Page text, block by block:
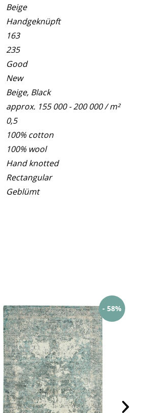
Beige
Handgeknüpft
163
235
Good
New
Beige, Black
approx. 155 000 - 200 000 / m²
0,5
100% cotton
100% wool
Hand knotted
Rectangular
Geblümt
- 58%